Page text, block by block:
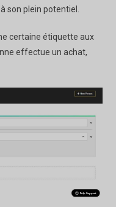
son plein potentiel.
certaine étiquette aux
effectue un achat,